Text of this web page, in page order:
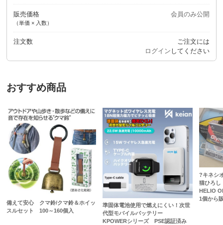
販売価格
（単価 × 入数）
会員のみ公開
注文数
ご注文には
ログイン してください
おすすめ商品
備えて安心 クマ鈴/クマ鈴＆ホイッ
スルセット 100～160個入
準固体電池使用で燃えにくい！次世
代型モバイルバッテリー
KPOWERシリーズ PSE認証済み
?キネシ
猫ひろ
HELIO
1個から